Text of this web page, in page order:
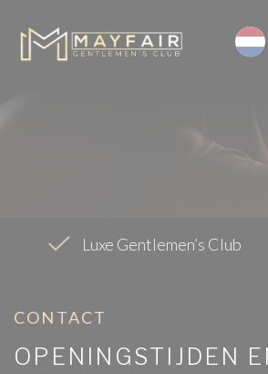
Luxe Gentlemen’s Club
CONTACT
OPENINGSTIJDEN